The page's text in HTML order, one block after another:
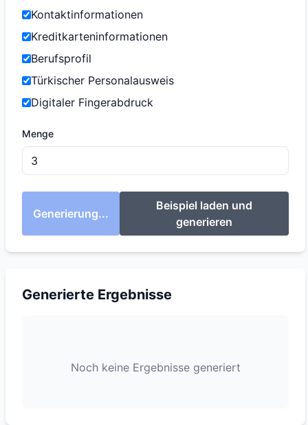
Kontaktinformationen
Kreditkarteninformationen
Berufsprofil
Türkischer Personalausweis
Digitaler Fingerabdruck
Menge
Generierung...
Beispiel laden und
generieren
Generierte Ergebnisse
Noch keine Ergebnisse generiert